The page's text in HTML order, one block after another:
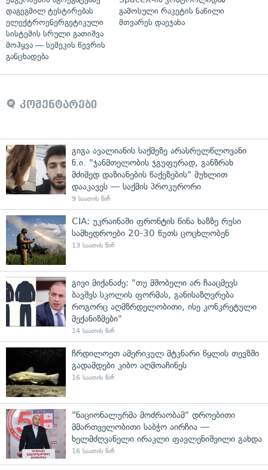
დაგეგმილ ტესტირებას
ელექტროენერგეტიკული
სისტემის სრული გათიშვა
მოჰყვა — სემეკის წევრის
განცხადება
გამოსული რაკეტის ნაწილი
მთვარეს დაეჯახა
კომენტარები
გიგა ავალიანის საქმეზე არასრულწლოვანი
ნ.ი. "ჯანმთელობის ჯგუფურად, განზრახ
მძიმედ დაზიანების წაქეზების" მუხლით
დააკავეს — საქმის პროკურორი
9 საათის წინ
CIA: უკრაინაში ფრონტის წინა ხაზზე რუსი
სამხედროები 20-30 წუთს ცოცხლობენ
13 საათის წინ
გივი მიქანაძე: "თუ მშობელი არ ჩააცმევს
ბავშვს სკოლის ფორმას, განისაზღვრება
როგორც აღმზრდელობითი, ისე კონკრეტული
მექანიზმები"
14 საათის წინ
ჩრდილოეთ ამერიკულ მტკნარი წყლის თევზში
გადამდები კიბო აღმოაჩინეს
16 საათის წინ
"ნაციონალურმა მოძრაობამ" დროებითი
მმართველობითი საბჭო აირჩია —
ხელმძღვანელი ირაკლი ფავლენიშვილი გახდა
16 საათის წინ